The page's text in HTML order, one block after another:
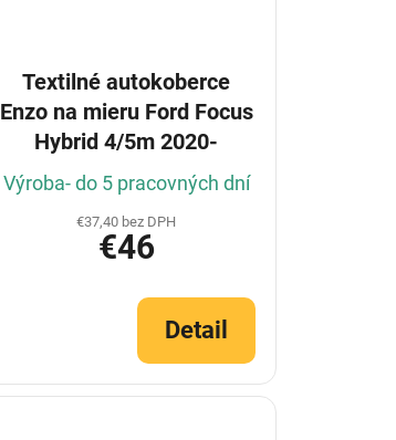
Textilné autokoberce
Enzo na mieru Ford Focus
Hybrid 4/5m 2020-
Výroba- do 5 pracovných dní
€37,40 bez DPH
€46
Detail